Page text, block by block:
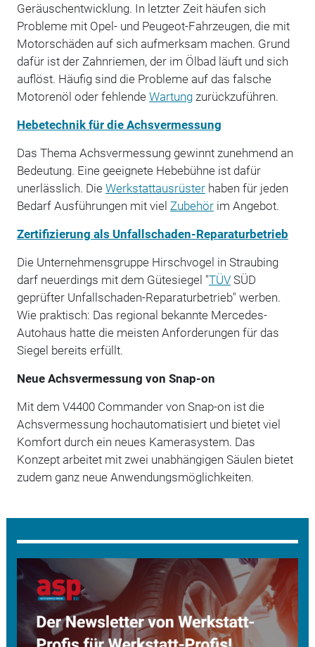
Geräuschentwicklung. In letzter Zeit häufen sich
Probleme mit Opel- und Peugeot-Fahrzeugen, die mit
Motorschäden auf sich aufmerksam machen. Grund
dafür ist der Zahnriemen, der im Ölbad läuft und sich
auflöst. Häufig sind die Probleme auf das falsche
Motorenöl oder fehlende Wartungzurückzuführen.
Hebetechnik für die Achsvermessung
Das Thema Achsvermessung gewinnt zunehmend an
Bedeutung. Eine geeignete Hebebühne ist dafür
unerlässlich. Die Werkstattausrüsterhaben für jeden
Bedarf Ausführungen mit viel Zubehörim Angebot.
Zertifizierung als Unfallschaden-Reparaturbetrieb
Die Unternehmensgruppe Hirschvogel in Straubing
darf neuerdings mit dem Gütesiegel "TÜVSÜD
geprüfter Unfallschaden-Reparaturbetrieb" werben.
Wie praktisch: Das regional bekannte Mercedes-
Autohaus hatte die meisten Anforderungen für das
Siegel bereits erfüllt.
Neue Achsvermessung von Snap-on
Mit dem V4400 Commander von Snap-on ist die
Achsvermessung hochautomatisiert und bietet viel
Komfort durch ein neues Kamerasystem. Das
Konzept arbeitet mit zwei unabhängigen Säulen bietet
zudem ganz neue Anwendungsmöglichkeiten.